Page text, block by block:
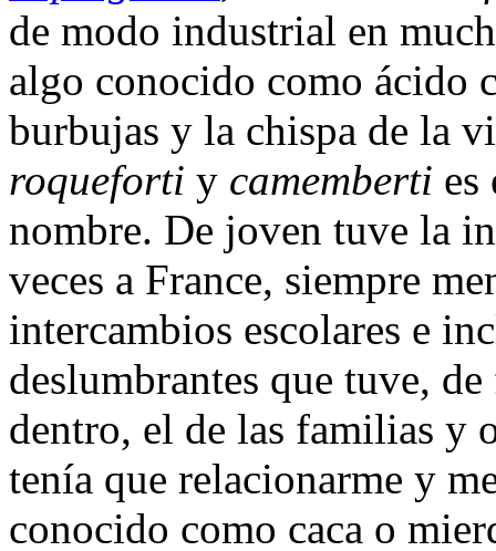
de modo industrial en
algo conocido como ácido
burbujas y la chispa de la
roqueforti y camemberti es
nombre. De joven tuve la
veces a France, siempre
intercambios escolares e
deslumbrantes que tuve,
dentro, el de las familias y
tenía que relacionarme y
conocido como caca o